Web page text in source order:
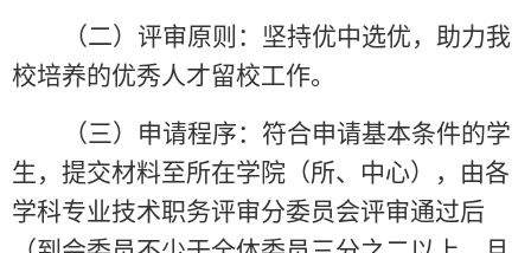
（二）评审原则：坚持优中选优，助力我
校培养的优秀人才留校工作。
（三）申请程序：符合申请基本条件的学
生，提交材料至所在学院（所、中心），由各
学科专业技术职务评审分委员会评审通过后